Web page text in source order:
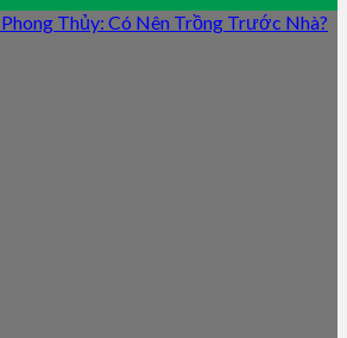
Thủy: Có Nên Trồng Trước Nhà?